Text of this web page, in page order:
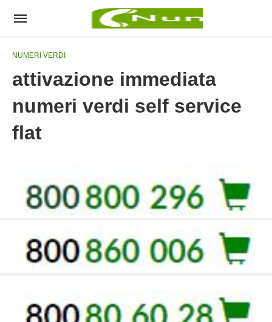
NUMERI VERDI
attivazione immediata
numeri verdi self service
flat